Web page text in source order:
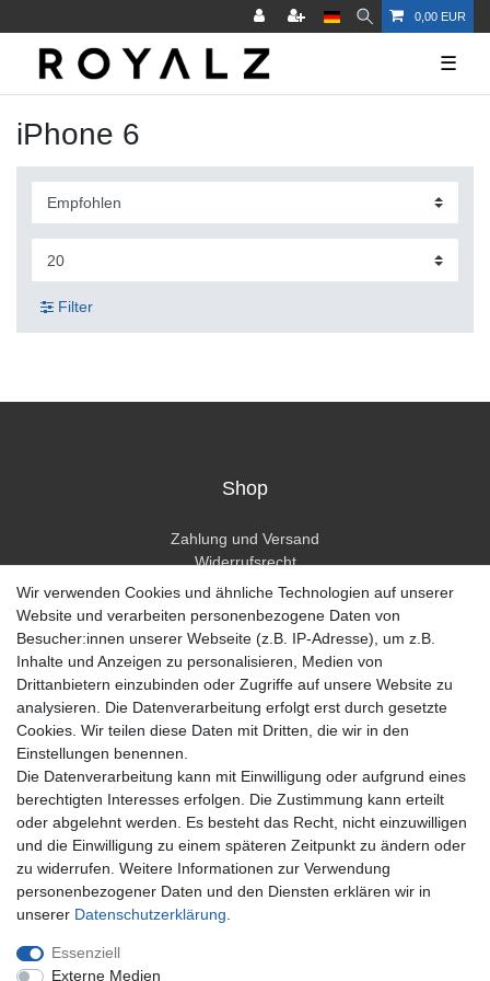
0,00 EUR
☰
iPhone 6
Filter
Shop
Zahlung und Versand
Widerrufsrecht
Widerrufsformular
Hilfe
Mein Konto
Registrieren
Anmelden
Unternehmen
Kontakt
Datenschutzerklärung
AGB Kundeninformationen
Impressum
Zahlung und Versand
Wir verwenden Cookies und ähnliche Technologien auf unserer
Website und verarbeiten personenbezogene Daten von
Besucher:innen unserer Webseite (z.B. IP-Adresse), um z.B.
Inhalte und Anzeigen zu personalisieren, Medien von
Drittanbietern einzubinden oder Zugriffe auf unsere Website zu
analysieren. Die Datenverarbeitung erfolgt erst durch gesetzte
Cookies. Wir teilen diese Daten mit Dritten, die wir in den
Einstellungen benennen.
Die Datenverarbeitung kann mit Einwilligung oder aufgrund eines
berechtigten Interesses erfolgen. Die Zustimmung kann erteilt
oder abgelehnt werden. Es besteht das Recht, nicht einzuwilligen
und die Einwilligung zu einem späteren Zeitpunkt zu ändern oder
zu widerrufen. Weitere Informationen zur Verwendung
personenbezogener Daten und den Diensten erklären wir in
unserer Daten­schutz­erklärung
Essenziell
Externe Medien